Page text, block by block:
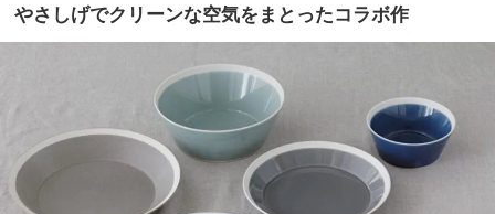
やさしげでクリーンな空気をまとったコラボ作